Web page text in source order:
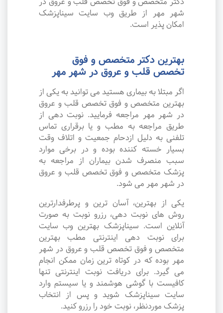
شهر مهر از طریق وب سایت سیناپزشک
امکان پذیر است.
بهترین دکتر متخصص و فوق
تخصص قلب و عروق در شهر مهر
اگر مبتلا به بیماری هستید می توانید به یکی از
بهترین متخصص و فوق تخصص قلب و عروق
در شهر مهر مراجعه فرمایید. نوبت دهی از
طریق مراجعه به مطب و یا برقراری تماس
تلفنی به دلیل ازدحام جمعیت و اتلاف وقت
بسیار خسته کننده بوده و در برخی موارد
سبب منصرف شدن بیماران از مراجعه به
پزشک متخصص و فوق تخصص قلب و عروق
در شهر مهر می شود.
یکی از بهترین، آسان ترین و پرطرفدارترین
روش های نوبت دهی، رزرو نوبت به صورت
آنلاین است. سیناپزشک بهترین وب سایت
برای نوبت دهی اینترنتی مطب بهترین
متخصص و فوق تخصص قلب و عروق در شهر
مهر بوده که در کوتاه ترین زمان ممکن انجام
می گیرد. برای دریافت نوبت اینترنتی تنها
کافیست با گوشی هوشمند و یا سیستم وارد
سایت سیناپزشک شوید و پس از انتخاب
پزشک موردنظر، نوبت خود را رزرو کنید.